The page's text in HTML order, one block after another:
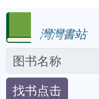
灣灣書站
找书点击